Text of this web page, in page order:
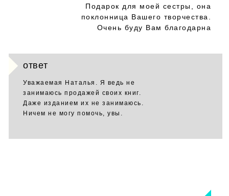
Подарок для моей сестры, она
поклонница Вашего творчества.
Очень буду Вам благодарна
ответ
Уважаемая Наталья. Я ведь не
занимаюсь продажей своих книг.
Даже изданием их не занимаюсь.
Ничем не могу помочь, увы.